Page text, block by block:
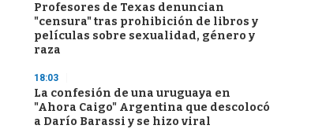
Profesores de Texas denuncian
"censura" tras prohibición de libros y
películas sobre sexualidad, género y
raza
18:03
La confesión de una uruguaya en
"Ahora Caigo" Argentina que descolocó
a Darío Barassi y se hizo viral